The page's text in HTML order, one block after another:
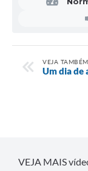
VEJA TAMBÉM
Um dia de
VEJA MAIS